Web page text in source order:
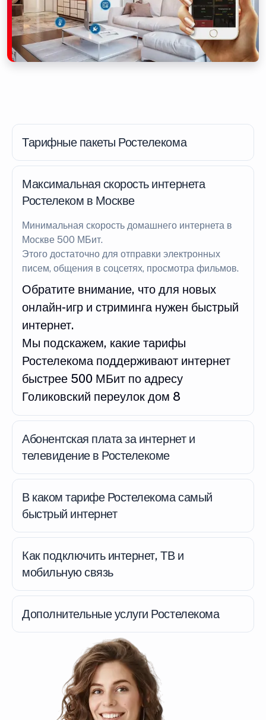
Тарифные пакеты Ростелекома
Максимальная скорость интернета
Ростелеком в Москве
Минимальная скорость домашнего интернета в
Москве 500 МБит.
Этого достаточно для отправки электронных
писем, общения в соцсетях, просмотра фильмов.
Обратите внимание, что для новых
онлайн-игр и стриминга нужен быстрый
интернет.
Мы подскажем, какие тарифы
Ростелекома поддерживают интернет
быстрее 500 МБит по адресу
Голиковский переулок дом 8
Абонентская плата за интернет и
телевидение в Ростелекоме
В каком тарифе Ростелекома самый
быстрый интернет
Как подключить интернет, ТВ и
мобильную связь
Дополнительные услуги Ростелекома